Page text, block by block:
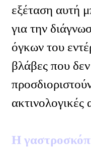
εξέταση αυτή
για την
όγκων του
βλάβες που
ακτινολογικές
Η